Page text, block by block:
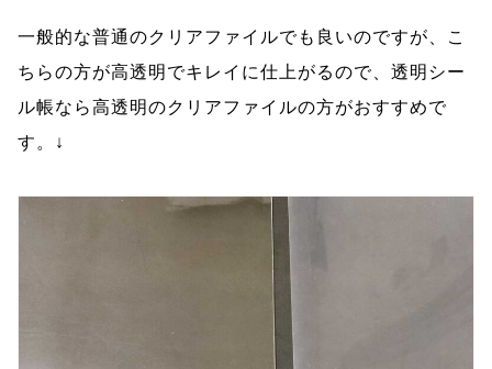
一般的な普通のクリアファイルでも良いのですが、こ
ちらの方が高透明でキレイに仕上がるので、透明シー
ル帳なら高透明のクリアファイルの方がおすすめで
す。↓